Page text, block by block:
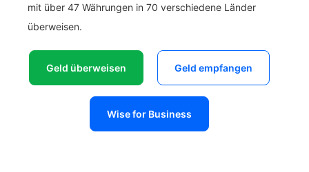
mit über 47 Währungen in 70 verschiedene Länder
überweisen.
Geld überweisen Geld empfangen
Wise for Business